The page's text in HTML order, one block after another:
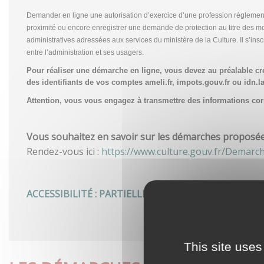
This site
Demander en ligne une autorisation d’exercice d’une profession
proximité ou encore enregistrer une demande de protection au titre des
administratives adressées aux services du ministère de la Culture. Il
entre l’administration et ses usagers.
Pour réaliser une démarche en ligne, vous devez au préalable
des identifiants de vos comptes ameli.fr, impots.gouv.fr ou
Attention, vous vous engagez à transmettre des informations
Vous souhaitez en savoir sur les démarches
Rendez-vous ici : https://www.culture.gouv.fr/
ACCESSIBILITÉ : PARTIELLEMENT CONFORME